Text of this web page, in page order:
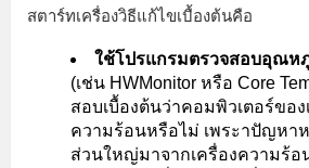
สตาร์ทเครื่องวิธีแก้ไขเบื้องต้นคือ
ใช้โปรแกรมตรวจสอบอุณห
(เช่น HWMonitor หรือ Core
สอบเบื้องต้นว่าคอมพิวเตอร์ของ
ความร้อนหรือไม่ เพระาปัญหา
ส่วนใหญ่มาจากเครื่องความร้อ